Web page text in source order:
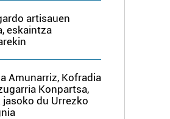
artisauen
eskaintza
Amunarriz, Kofradia
Konpartsa,
jasoko du Urrezko